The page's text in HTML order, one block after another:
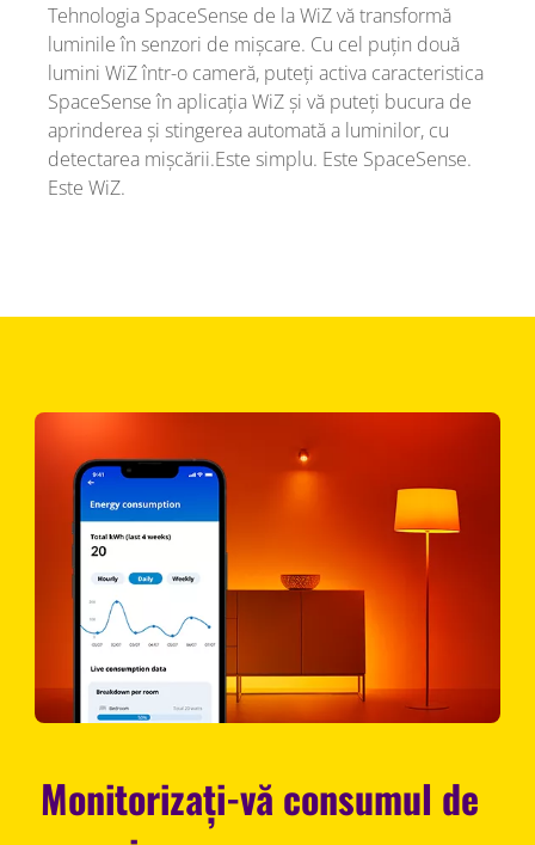
Tehnologia SpaceSense de la WiZ vă transformă
luminile în senzori de mișcare. Cu cel puțin două
lumini WiZ într-o cameră, puteți activa caracteristica
SpaceSense în aplicația WiZ și vă puteți bucura de
aprinderea și stingerea automată a luminilor, cu
detectarea mișcării.Este simplu. Este SpaceSense.
Este WiZ.
Monitorizați-vă consumul de